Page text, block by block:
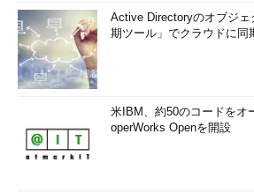
Active Directoryのオブジェ
期ツール」でクラウドに同
米IBM、約50のコードをオ
operWorks Openを開設